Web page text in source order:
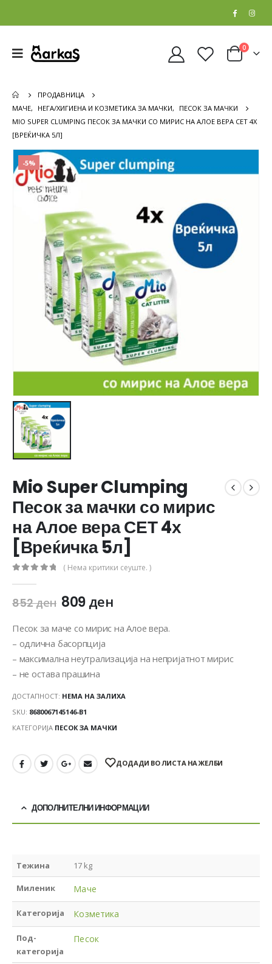
0
ПРОДАВНИЦА
МАЧЕ, НЕГА/ХИГИЕНА И КОЗМЕТИКА ЗА МАЧКИ,
ПЕСОК ЗА МАЧКИ
MIO SUPER CLUMPING ПЕСОК ЗА МАЧКИ СО МИРИС НА АЛОЕ ВЕРА СЕТ 4Х
[ВРЕЌИЧКА 5Л]
-5%
Mio Super Clumping
Песок за мачки со мирис
на Алое вера СЕТ 4х
[Вреќичка 5л]
( Нема критики сеуште. )
852ден 809ден
Песок за маче со мирис на Алое вера.
– одлична басорпција
– максимална неутрализација на непријатнот мирис
– не остава прашина
ДОСТАПНОСТ: НЕМА НА ЗАЛИХА
SKU: 8680067145146-B1
КАТЕГОРИЈА ПЕСОК ЗА МАЧКИ
ДОДАДИ ВО ЛИСТА НА ЖЕЛБИ
ДОПОЛНИТЕЛНИ ИНФОРМАЦИИ
Тежина 17 kg
Миленик Маче
Категорија Козметика
Под-
категорија
Песок